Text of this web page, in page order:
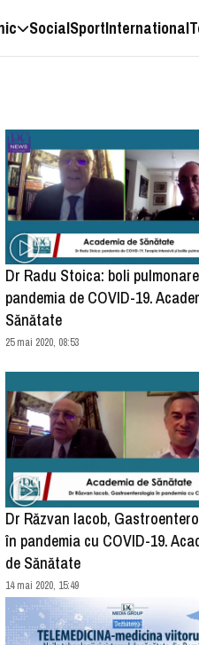
SocialSportInternational
Dr Radu Stoica: boli
pandemia de COVID-19.
Sănătate
25 mai 2020, 08:53
Dr Răzvan Iacob,
în pandemia cu COVID-19.
de Sănătate
14 mai 2020, 15:49